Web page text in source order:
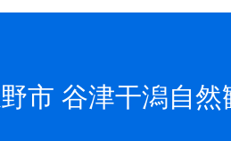
市 谷津干潟自